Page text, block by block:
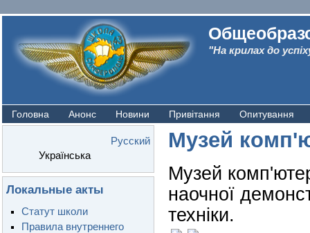
"На крилах до
Головна Анонс Новини Привітання Опитування
Русский
Українська
Локальные акты
Статут школи
Правила внутреннего
Музей
Музей
наочної
техніки.